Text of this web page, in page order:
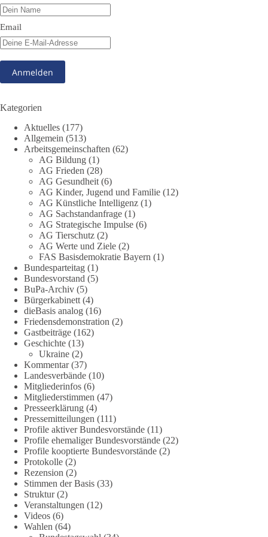
#dieBasis
DieBasis
DieBasis
1 Tag zuvor
Jetzt abstimmen: Welche Rolle soll Deutschland in Sachen
Verteidung übernehmen❓
Das Bundesministerium der Verteidigung schreibt im
Strategiepapier, dass die Bundeswehr zum Schutz des Landes
und der Verbündeten abschreckungs- und verteidigungsfähig
sein muss. Die strategische Ausrichtung sieht vor, dass
Deutschland in der NATO eine Führungsrolle übernimmt, zur
stärksten konventionellen Armee Europas werden soll und
über die Verteidigungsbereitschaft hinaus aufrüstet.
Wie siehst du das? Mach jetzt bei unserer Umfrage mit und sag
uns deine Meinung:
point_righthttps://diebasis-he.de/umfrage-des-monats-august-
2026/point_left
🟩🟩🟦🟦🟥🟥🟧🟧
Quelle:#section-6092974" target="_blank"
rel="noreferrer">https://www.bmvg.de/de/grundlagendokume
nte-strategische-ausrichtung#section-6092974
#dieBasis #Umfrage #Verteidigung
659 669
Email
Kategorien
Aktuelles (177)
Allgemein (513)
Arbeitsgemeinschaften (62)
AG Bildung (1)
AG Frieden (28)
AG Gesundheit (6)
AG Kinder, Jugend und Familie (12)
AG Künstliche Intelligenz (1)
AG Sachstandanfrage (1)
AG Strategische Impulse (6)
AG Tierschutz (2)
AG Werte und Ziele (2)
FAS Basisdemokratie Bayern (1)
Bundesparteitag (1)
Bundesvorstand (5)
BuPa-Archiv (5)
Bürgerkabinett (4)
dieBasis analog (16)
Friedensdemonstration (2)
Gastbeiträge (162)
Geschichte (13)
Ukraine (2)
Kommentar(37)
Landesverbände (10)
Mitgliederinfos (6)
Mitgliederstimmen (47)
Presseerklärung (4)
Pressemitteilungen (111)
Profile aktiver Bundesvorstände (11)
Profile ehemaliger Bundesvorstände (22)
Profile kooptierte Bundesvorstände (2)
Protokolle (2)
Rezension (2)
Stimmen der Basis (33)
Struktur(2)
Veranstaltungen (12)
Videos (6)
Wahlen (64)